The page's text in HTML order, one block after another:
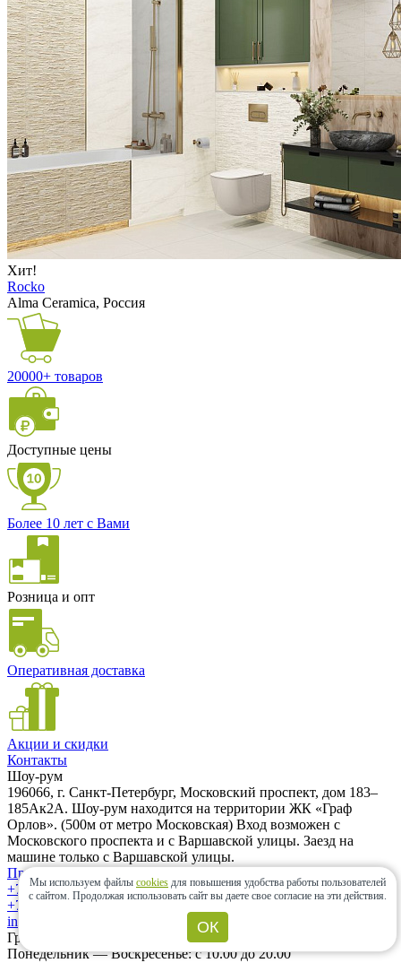
Хит!
Rocko
Alma Ceramica, Россия
20000+ товаров
Доступные цены
Более 10 лет с Вами
Розница и опт
Оперативная доставка
Акции и скидки
Контакты
Шоу-рум
196066, г. Санкт-Петербург, Московский проспект, дом 183–
185Ак2А. Шоу-рум находится на территории ЖК «Граф
Орлов». (500м от метро Московская) Вход возможен с
Московского проспекта и с Варшавской улицы. Заезд на
машине только с Варшавской улицы.
Проложить маршрут
+7 (962) 343-21-12
+7 (812) 985-58-85
info@ceramic-center.ru
График работы шоу-рума
Понедельник — Воскресенье: с 10.00 до 20.00
Мы используем файлы cookies для повышения удобства работы пользователей
с сайтом. Продолжая использовать сайт вы даете свое согласие на эти действия.
ОК